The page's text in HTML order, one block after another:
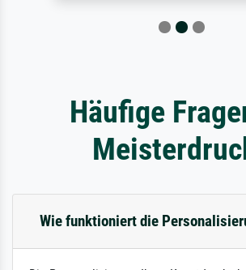
Häufige
Wie funktioniert die